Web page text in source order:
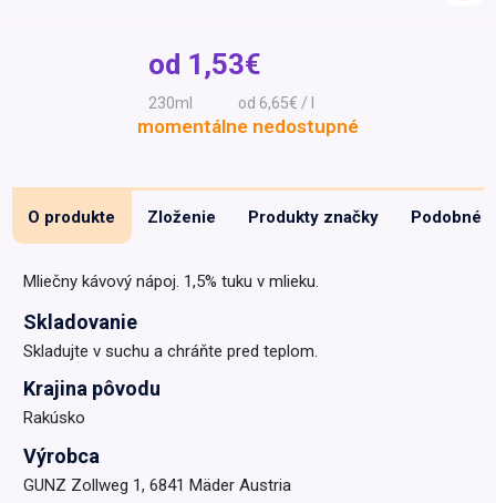
Darčekové
poukazy
Recepty
Drogéria a kozmetika
Domáci miláčikovia
od 1,53€
230ml od 6,65€ / l
momentálne nedostupné
O produkte Zloženie Produkty značky Podobné
Mliečny kávový nápoj. 1,5% tuku v mlieku.
Skladovanie
Skladujte v suchu a chráňte pred teplom.
Krajina pôvodu
Rakúsko
Výrobca
GUNZ Zollweg 1, 6841 Mäder Austria